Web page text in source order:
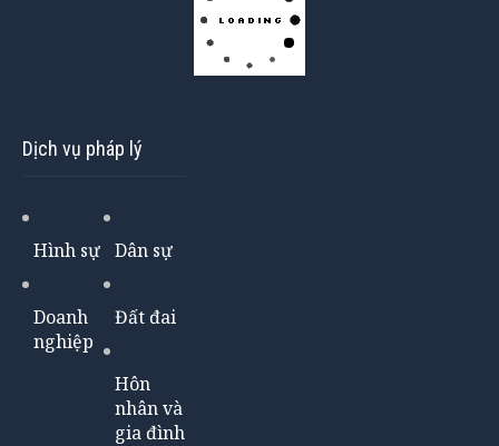
Dịch vụ pháp lý
Hình sự Dân sự
Doanh
nghiệp
Đất đai
Hôn
nhân và
gia đình